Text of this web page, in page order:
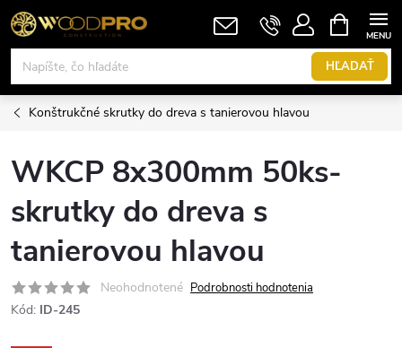
Prejsť
na
obsah
HĽADAŤ
KOŠÍK
Konštrukčné skrutky do dreva s tanierovou hlavou
WKCP 8x300mm 50ks-
skrutky do dreva s
tanierovou hlavou
Neohodnotené Podrobnosti hodnotenia
Kód: ID-245